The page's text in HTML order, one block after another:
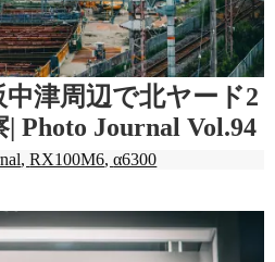
中津周辺で北ヤード2
Photo Journal Vol.94
,RX100M6,α6300